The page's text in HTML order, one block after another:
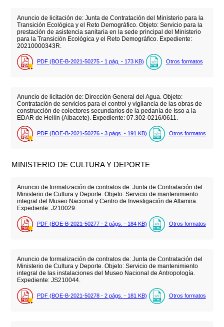
Anuncio de licitación de: Junta de Contratación del Ministerio para la
Transición Ecológica y el Reto Demográfico. Objeto: Servicio para la
prestación de asistencia sanitaria en la sede principal del Ministerio
para la Transición Ecológica y el Reto Demográfico. Expediente:
20210000343R.
PDF (BOE-B-2021-50275 - 1 pág. - 173 KB) Otros formatos
Anuncio de licitación de: Dirección General del Agua. Objeto:
Contratación de servicios para el control y vigilancia de las obras de
construcción de colectores secundarios de la pedanía de Isso a la
EDAR de Hellín (Albacete). Expediente: 07.302-0216/0611.
PDF (BOE-B-2021-50276 - 3 págs. - 191 KB) Otros formatos
MINISTERIO DE CULTURA Y DEPORTE
Anuncio de formalización de contratos de: Junta de Contratación del
Ministerio de Cultura y Deporte. Objeto: Servicio de mantenimiento
integral del Museo Nacional y Centro de Investigación de Altamira.
Expediente: J210029.
PDF (BOE-B-2021-50277 - 2 págs. - 184 KB) Otros formatos
Anuncio de formalización de contratos de: Junta de Contratación del
Ministerio de Cultura y Deporte. Objeto: Servicio de mantenimiento
integral de las instalaciones del Museo Nacional de Antropología.
Expediente: JS210044.
PDF (BOE-B-2021-50278 - 2 págs. - 181 KB) Otros formatos